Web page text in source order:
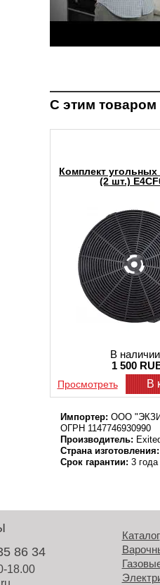
С этим товаром
Комплект
(2 шт.)
В наличии
1 500
Просмотреть В
Импортер: ООО
ОГРН 1147746930990
Производитель:
Страна изготовления:
Срок гарантии: 3 года
86 34
18.00
Каталог